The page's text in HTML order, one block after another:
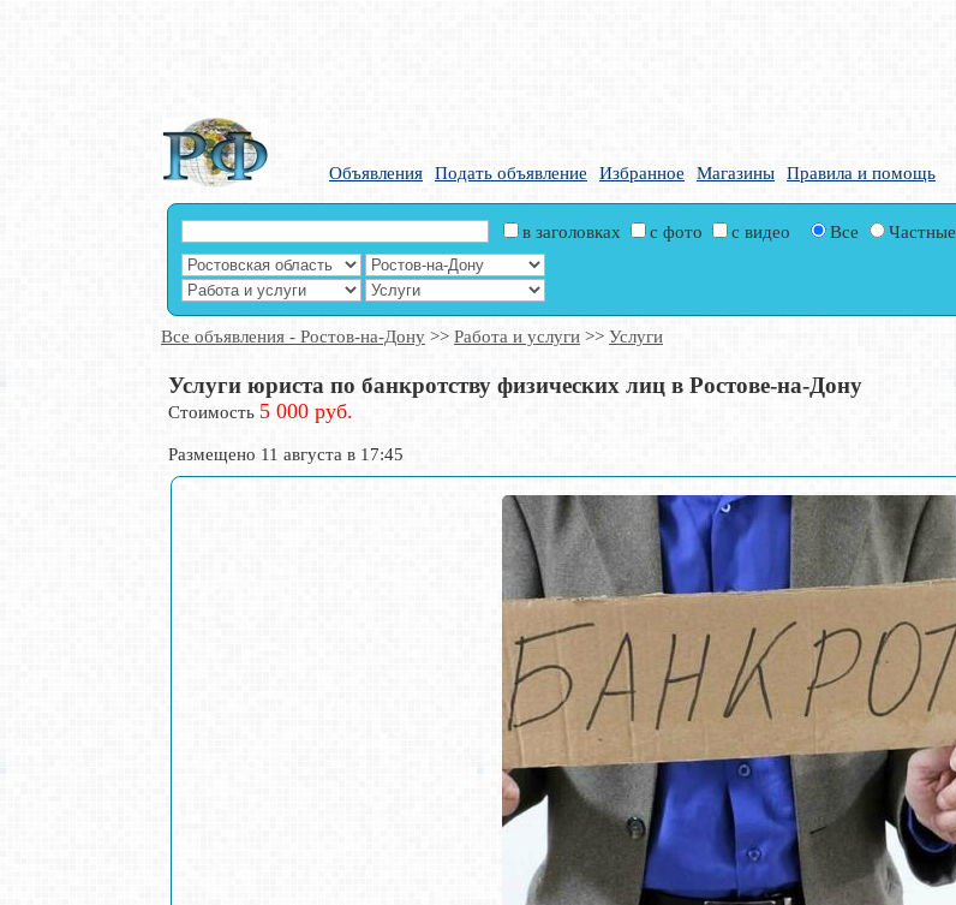
Объявления Подать объявление Избранное Магазины Правила и помощь
в заголовках с фото Все Частные
Все объявления - Ростов-на-Дону >> Работа и услуги >> Услуги
Услуги юриста по банкротству физических лиц в Ростове-на-Дону
Стоимость 5 000 руб.
Размещено 11 августа в 17:45